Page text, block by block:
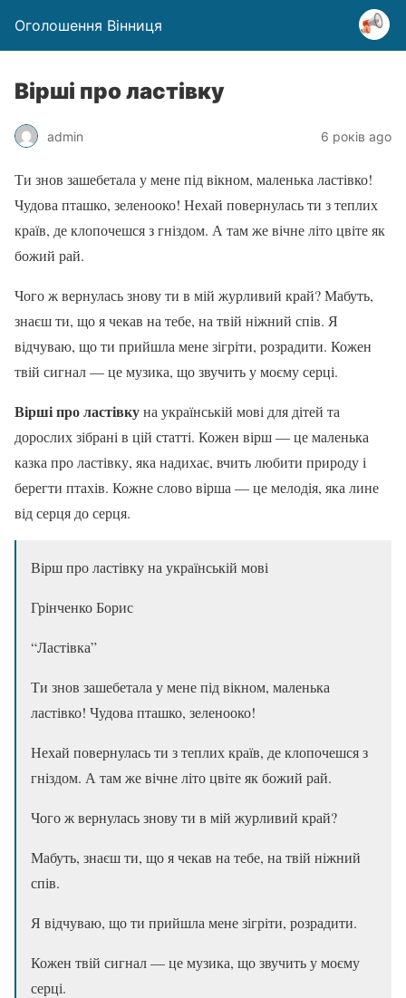
Оголошення Вінниця
Вірші про ластівку
admin 6 років ago
Ти знов зашебетала у мене під вікном, маленька ластівко!
Чудова пташко, зеленооко! Нехай повернулась ти з теплих
країв, де клопочешся з гніздом. А там же вічне літо цвіте як
божий рай.
Чого ж вернулась знову ти в мій журливий край? Мабуть,
знаєш ти, що я чекав на тебе, на твій ніжний спів. Я
відчуваю, що ти прийшла мене зігріти, розрадити. Кожен
твій сигнал — це музика, що звучить у моєму серці.
Вірші про ластівкуна українській мові для дітей та
дорослих зібрані в цій статті. Кожен вірш — це маленька
казка про ластівку, яка надихає, вчить любити природу і
берегти птахів. Кожне слово вірша — це мелодія, яка лине
від серця до серця.
Вірш про ластівку на українській мові
Грінченко Борис
“Ластівка”
Ти знов зашебетала у мене під вікном, маленька
ластівко! Чудова пташко, зеленооко!
Нехай повернулась ти з теплих країв, де клопочешся з
гніздом. А там же вічне літо цвіте як божий рай.
Чого ж вернулась знову ти в мій журливий край?
Мабуть, знаєш ти, що я чекав на тебе, на твій ніжний
спів.
Я відчуваю, що ти прийшла мене зігріти, розрадити.
Кожен твій сигнал — це музика, що звучить у моєму
серці.